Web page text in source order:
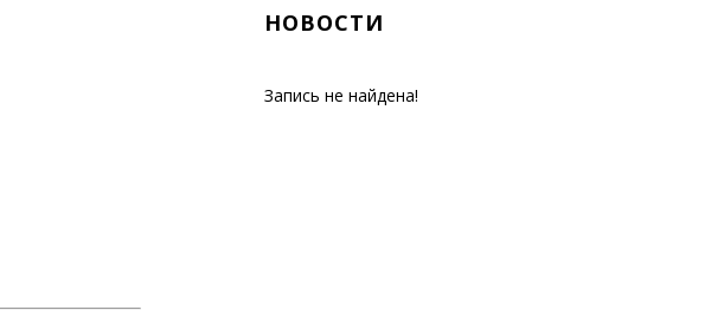
НОВОСТИ
Запись не найдена!